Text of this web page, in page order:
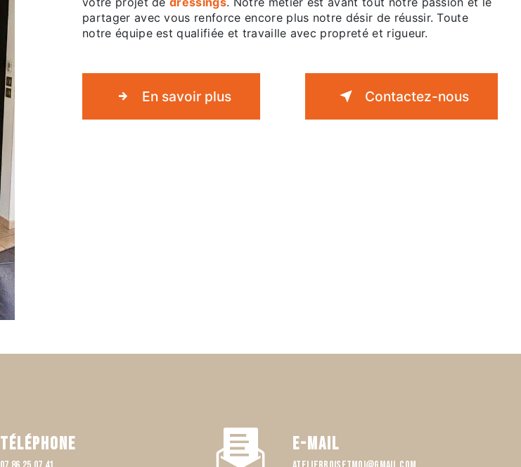
partager avec vous renforce encore plus notre désir de réussir. Toute
notre équipe est qualifiée et travaille avec propreté et rigueur.
En savoir plus Contactez-nous
Téléphone E-mail